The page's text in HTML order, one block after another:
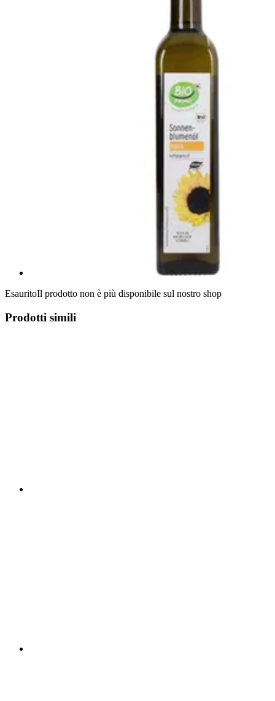
EsauritoIl prodotto non è più disponibile sul nostro shop
Prodotti simili